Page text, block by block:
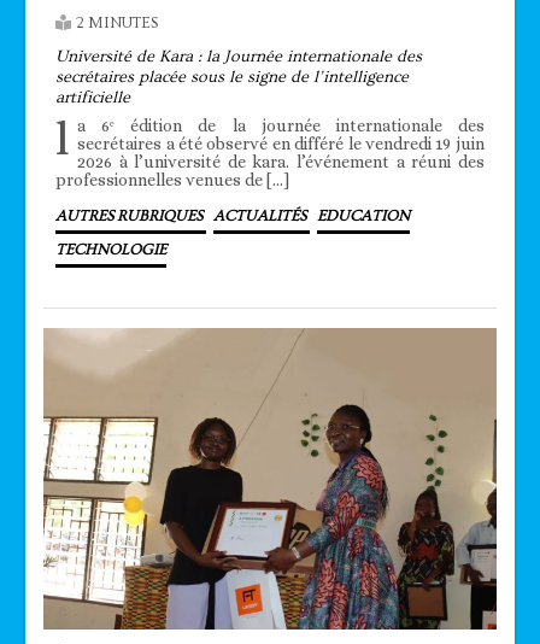
2 MINUTES
Université de Kara : la Journée internationale des
secrétaires placée sous le signe de l’intelligence
artificielle
l a 6ᵉ édition de la journée internationale des
secrétaires a été observé en différé le vendredi 19 juin
2026 à l’université de kara. l’événement a réuni des
professionnelles venues de […]
AUTRES RUBRIQUES ACTUALITÉS EDUCATION
TECHNOLOGIE